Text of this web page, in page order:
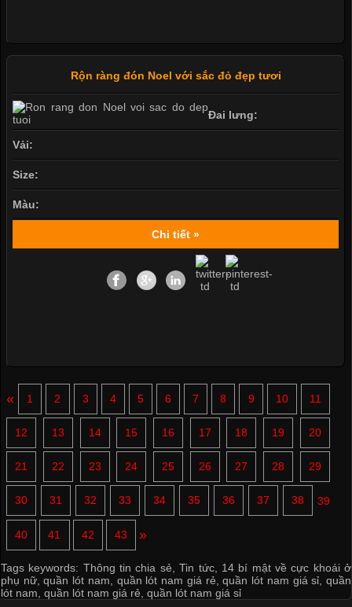
Rộn ràng đón Noel với sắc đỏ đẹp tươi
Đai lưng:
Vải:
Size:
Màu:
Chi tiết »
« 1 2 3 4 5 6 7 8 9 10 11
12 13 14 15 16 17 18 19 20
21 22 23 24 25 26 27 28 29
30 31 32 33 34 35 36 37 38 39
40 41 42 43 »
Tags keywords: Thông tin chia sẻ ,Tin tức, 14 bí mật về cực khoái ở
phụ nữ,quần lót nam quần lót nam giá rẻ ,quần lót nam giá sỉ ,quần
lót nam quần lót nam giá rẻ quần lót nam giá sỉ